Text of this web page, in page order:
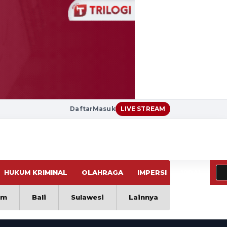
DaftarMasuk LIVE STREAM
HUKUM KRIMINAL OLAHRAGA IMPERSI
Bali Sulawesi Lainnya